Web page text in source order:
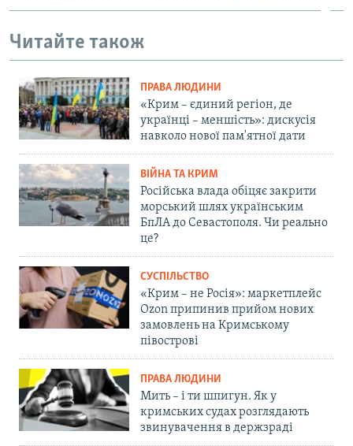
Читайте також
ПРАВА ЛЮДИНИ
«Крим – єдиний регіон, де
українці – меншість»: дискусія
навколо нової пам'ятної дати
ВІЙНА ТА КРИМ
Російська влада обіцяє закрити
морський шлях українським
БпЛА до Севастополя. Чи реально
це?
СУСПІЛЬСТВО
«Крим – не Росія»: маркетплейс
Ozon припинив прийом нових
замовлень на Кримському
півострові
ПРАВА ЛЮДИНИ
Мить – і ти шпигун. Як у
кримських судах розглядають
звинувачення в держзраді